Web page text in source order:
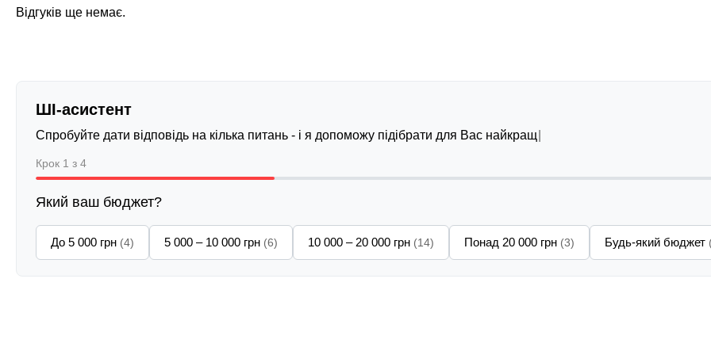
Відгуків ще немає.
ШІ-асистент
Спробуйте дати відповідь на кілька питань - і я допоможу підібрати для Вас найкращий варіант
Крок 1 з 4
Який ваш бюджет?
До 5 000 грн (4) 5 000 – 10 000 грн (6) 10 000 – 20 000 грн (14) Понад 20 000 грн (3) Будь-який бюджет